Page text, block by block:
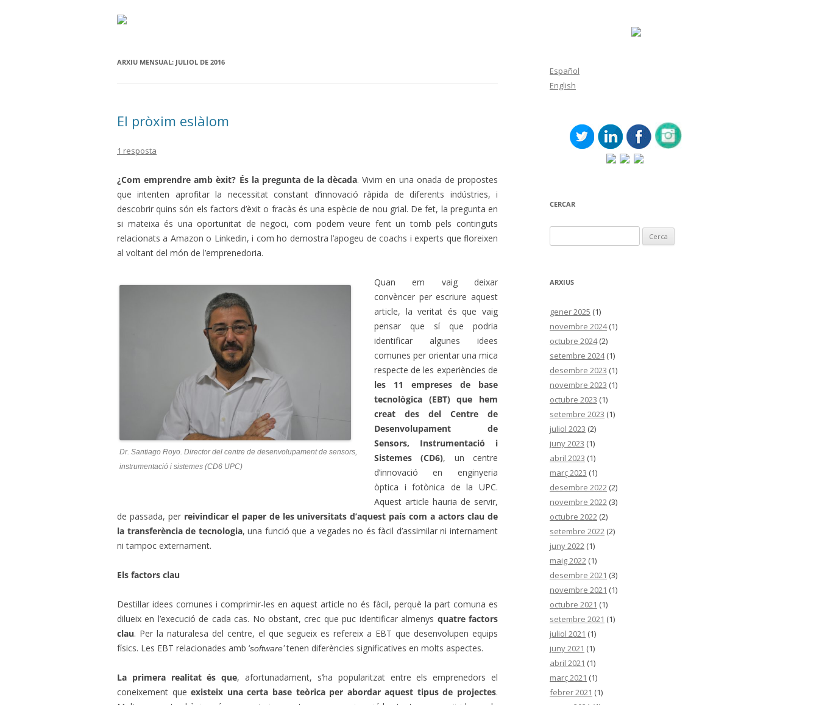
ARXIU MENSUAL: JULIOL DE 2016
El pròxim eslàlom
1 resposta
¿Com emprendre amb èxit? És la pregunta de la dècada. Vivim en una onada de propostes
que intenten aprofitar la necessitat constant d’innovació ràpida de diferents indústries, i
descobrir quins són els factors d’èxit o fracàs és una espècie de nou grial. De fet, la pregunta en
si mateixa és una oportunitat de negoci, com podem veure fent un tomb pels continguts
relacionats a Amazon o Linkedin, i com ho demostra l’apogeu de coachs i experts que floreixen
al voltant del món de l’emprenedoria.
Dr. Santiago Royo. Director del centre de desenvolupament de sensors,
instrumentació i sistemes (CD6 UPC)
Quan em vaig deixar
convèncer per escriure aquest
article, la veritat és que vaig
pensar que sí que podria
identificar algunes idees
comunes per orientar una mica
respecte de les experiències de
les 11 empreses de base
tecnològica (EBT) que hem
creat des del Centre de
Desenvolupament de
Sensors, Instrumentació i
Sistemes (CD6), un centre
d’innovació en enginyeria
òptica i fotònica de la UPC.
Aquest article hauria de servir,
de passada, per reivindicar el paper de les universitats d’aquest país com a actors clau de
la transferència de tecnologia, una funció que a vegades no és fàcil d’assimilar ni internament
ni tampoc externament.
Els factors clau
Destil·lar idees comunes i comprimir-les en aquest article no és fàcil, perquè la part comuna es
dilueix en l’execució de cada cas. No obstant, crec que puc identificar almenys quatre factors
clau. Per la naturalesa del centre, el que segueix es refereix a EBT que desenvolupen equips
físics. Les EBT relacionades amb ‘software’tenen diferències significatives en molts aspectes.
La primera realitat és que, afortunadament, s’ha popularitzat entre els emprenedors el
coneixement queexisteix una certa base teòrica per abordar aquest tipus de projectes.
Español
English
CERCAR
ARXIUS
gener 2025 (1)
novembre 2024(1)
octubre 2024(2)
setembre 2024(1)
desembre 2023 (1)
novembre 2023 (1)
octubre 2023 (1)
setembre 2023 (1)
juliol 2023 (2)
juny 2023 (1)
abril 2023 (1)
març 2023 (1)
desembre 2022 (2)
novembre 2022 (3)
octubre 2022 (2)
setembre 2022 (2)
juny 2022 (1)
maig 2022 (1)
desembre 2021 (3)
novembre 2021 (1)
octubre 2021 (1)
setembre 2021 (1)
juliol 2021 (1)
juny 2021 (1)
abril 2021 (1)
març 2021 (1)
febrer 2021 (1)